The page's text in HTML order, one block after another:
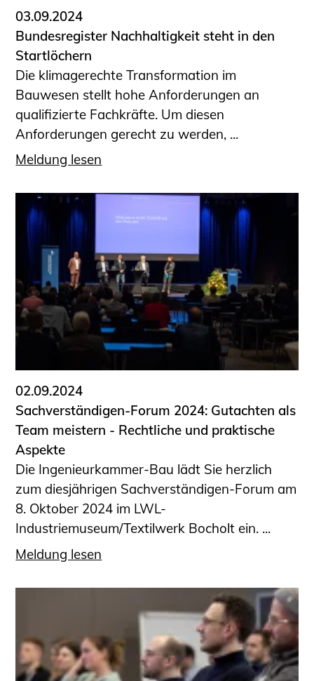
Kammer Newsletter
Presse
Kontakt und Anfahrt
Impressum
Datenschutz
Ingenieurakademie West
03.09.2024
Bundesregister Nachhaltigkeit steht in den
Startlöchern
Die klimagerechte Transformation im
Bauwesen stellt hohe Anforderungen an
qualifizierte Fachkräfte. Um diesen
Anforderungen gerecht zu werden, ...
Meldung lesen
02.09.2024
Sachverständigen-Forum 2024: Gutachten als
Team meistern - Rechtliche und praktische
Aspekte
Die Ingenieurkammer-Bau lädt Sie herzlich
zum diesjährigen Sachverständigen-Forum am
8. Oktober 2024 im LWL-
Industriemuseum/Textilwerk Bocholt ein. ...
Meldung lesen